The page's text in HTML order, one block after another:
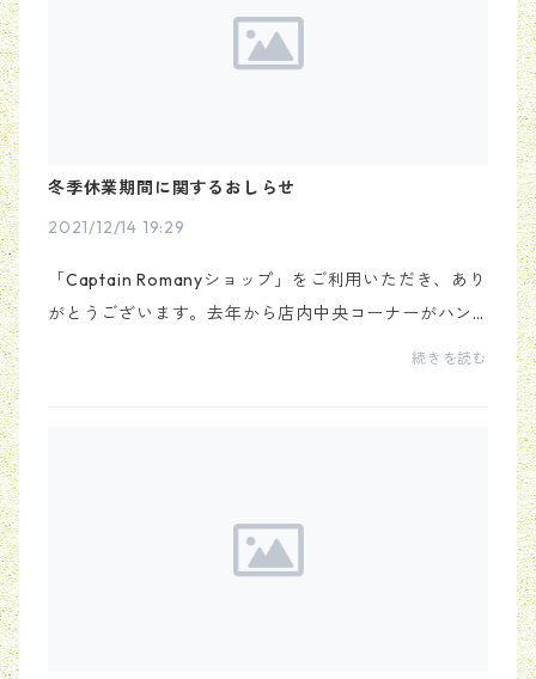
冬季休業期間に関するおしらせ
2021/12/14 19:29
「Captain Romanyショップ」をご利用いただき、あり
がとうございます。去年から店内中央コーナーがハン
ドメイドマスク屋さん化してましたが💦お越し頂きど
続きを読む